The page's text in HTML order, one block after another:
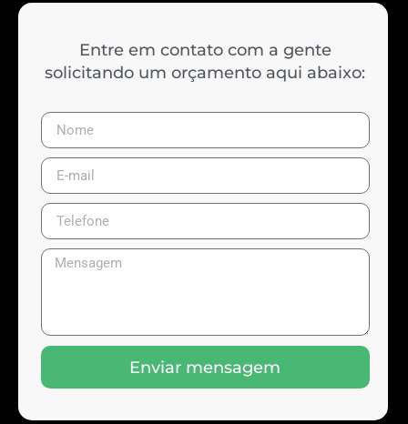
Entre em contato com a gente
solicitando um orçamento aqui abaixo:
Enviar mensagem